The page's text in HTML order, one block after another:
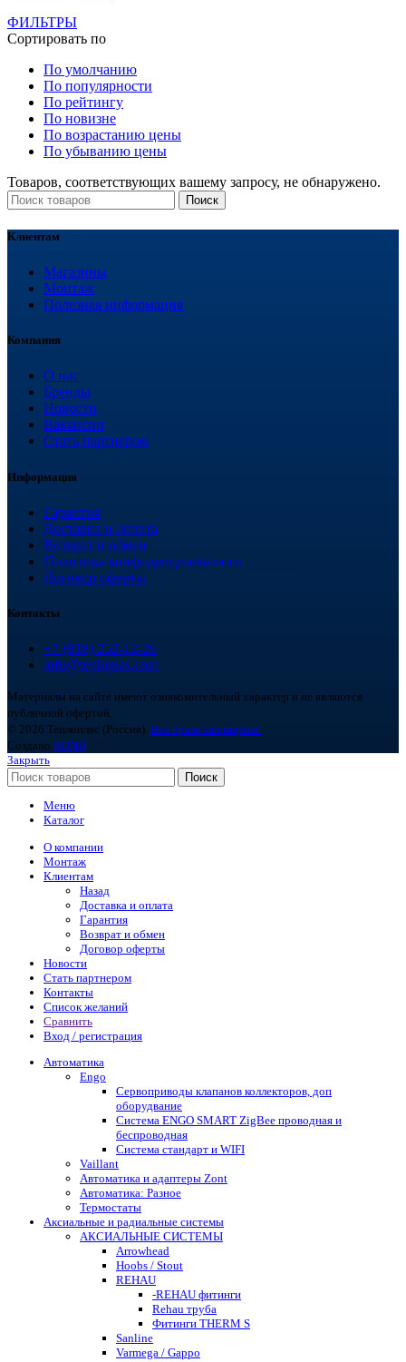
ФИЛЬТРЫ
Сортировать по
По умолчанию
По популярности
По рейтингу
По новизне
По возрастанию цены
По убыванию цены
Товаров, соответствующих вашему запросу, не обнаружено.
Поиск
Клиентам
Магазины
Монтаж
Полезная информация
Компания
О нас
Бренды
Новости
Вакансии
Стать партнером
Информация
Гарантия
Доставка и оплата
Возврат и обмен
Политика конфиденциальности
Договор оферты
Контакты
+7 (918) 252-12-26
info@teploplas.com
Материалы на сайте имеют ознакомительный характер и не являются
публичной офертой.
© 2026 Теплоплас (Россия). Все права защищены.
Создано BOND
Закрыть
Поиск
Меню
Каталог
О компании
Монтаж
Клиентам
Назад
Доставка и оплата
Гарантия
Возврат и обмен
Договор оферты
Новости
Стать партнером
Контакты
Список желаний
Сравнить
Вход / регистрация
Автоматика
Engo
Сервоприводы клапанов коллекторов, доп
оборудвание
Система ENGO SMART ZigBee проводная и
беспроводная
Система стандарт и WIFI
Vaillant
Автоматика и адаптеры Zont
Автоматика: Разное
Термостаты
Аксиальные и радиальные системы
АКСИАЛЬНЫЕ СИСТЕМЫ
Arrowhead
Hoobs / Stout
REHAU
-REHAU фитинги
Rehau труба
Фитинги THERM S
Sanline
Varmega / Gappo